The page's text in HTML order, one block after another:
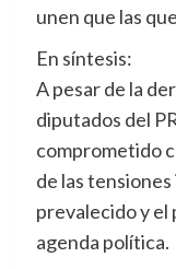
unen que las
En síntesis:
A pesar de la
diputados del
comprometido
de las
prevalecido y el
agenda política.